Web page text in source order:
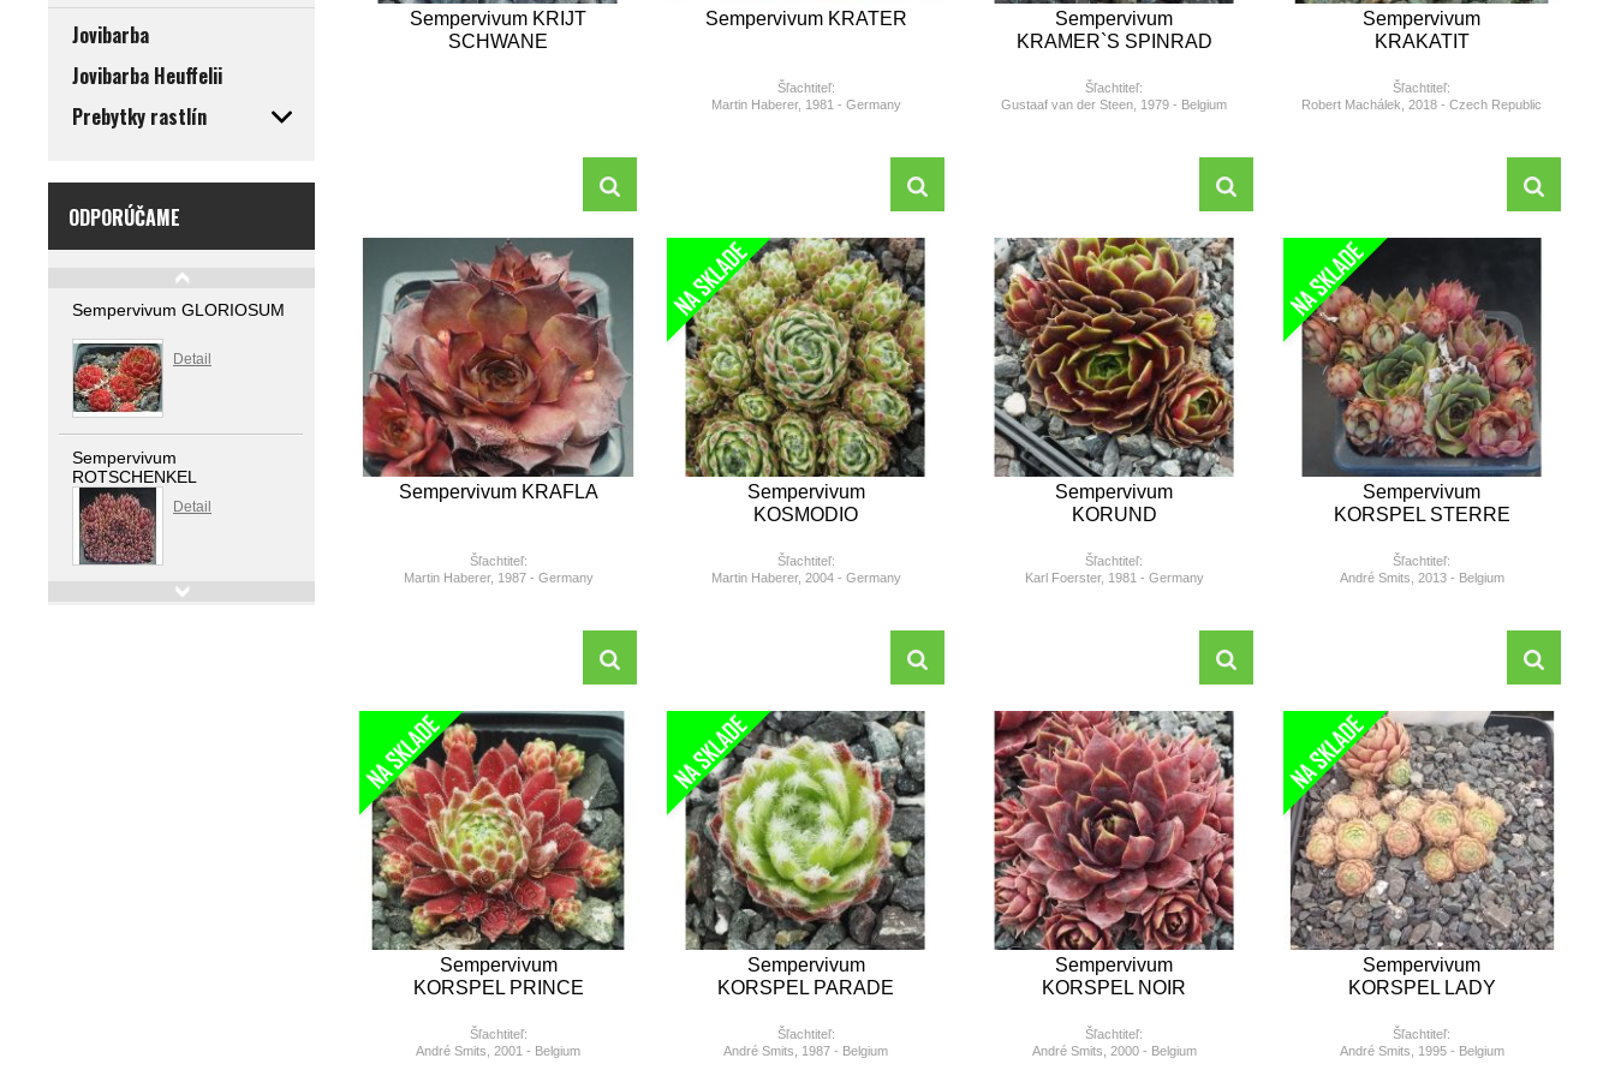
Jovibarba
Jovibarba Heuffelii
Prebytky rastlín
ODPORÚČAME
Sempervivum GLORIOSUM
Detail
Sempervivum
ROTSCHENKEL
Detail
Sempervivum RICH AND
Sempervivum KRIJT
SCHWANE
Sempervivum KRATER
Šľachtiteľ:
Martin Haberer, 1981 - Germany
Sempervivum
KRAMER`S SPINRAD
Šľachtiteľ:
Gustaaf van der Steen, 1979 - Belgium
Sempervivum
KRAKATIT
Šľachtiteľ:
Robert Machálek, 2018 - Czech Republic
Sempervivum KRAFLA
Šľachtiteľ:
Martin Haberer, 1987 - Germany
Sempervivum
KOSMODIO
Šľachtiteľ:
Martin Haberer, 2004 - Germany
Sempervivum
KORUND
Šľachtiteľ:
Karl Foerster, 1981 - Germany
Sempervivum
KORSPEL STERRE
Šľachtiteľ:
André Smits, 2013 - Belgium
Sempervivum
KORSPEL PRINCE
Šľachtiteľ:
André Smits, 2001 - Belgium
Sempervivum
KORSPEL PARADE
Šľachtiteľ:
André Smits, 1987 - Belgium
Sempervivum
KORSPEL NOIR
Šľachtiteľ:
André Smits, 2000 - Belgium
Sempervivum
KORSPEL LADY
Šľachtiteľ:
André Smits, 1995 - Belgium